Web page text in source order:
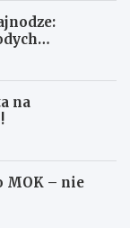
na
MOK – nie